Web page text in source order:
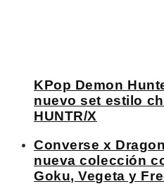
KPop Demon
nuevo set estilo
HUNTR/X
Converse x
nueva colección
Goku, Vegeta y